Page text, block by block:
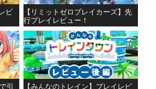
ビ
【リミットゼロブレイカーズ】先
行プレイレビュー！
引 【みんなのトレイン】プレイレビ